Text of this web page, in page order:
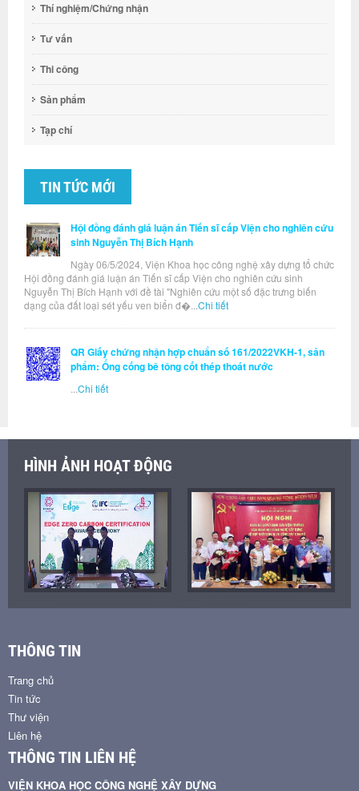
Thí nghiệm/Chứng nhận
Tư vấn
Thi công
Sản phẩm
Tạp chí
TIN TỨC MỚI
Hội đồng đánh giá luận án Tiến sĩ cấp Viện cho nghiên cứu
sinh Nguyễn Thị Bích Hạnh
Ngày 06/5/2024, Viện Khoa học công nghệ xây dựng tổ chức
Hội đồng đánh giá luận án Tiến sĩ cấp Viện cho nghiên cứu sinh
Nguyễn Thị Bích Hạnh với đề tài "Nghiên cứu một số đặc trưng biến
dạng của đất loại sét yếu ven biển đ�... Chi tiết
QR Giấy chứng nhận hợp chuẩn số 161/2022VKH-1, sản
phẩm: Ống cống bê tông cốt thép thoát nước
Chi tiết
HÌNH ẢNH HOẠT ĐỘNG
THÔNG TIN
Trang chủ
Tin tức
Thư viện
Liên hệ
THÔNG TIN LIÊN HỆ
VIỆN KHOA HỌC CÔNG NGHỆ XÂY DỰNG